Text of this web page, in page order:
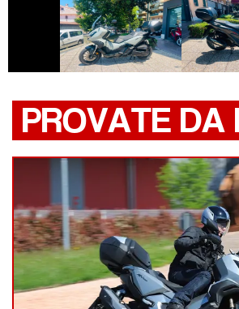
HONDA ADV-350
PROVATE DA